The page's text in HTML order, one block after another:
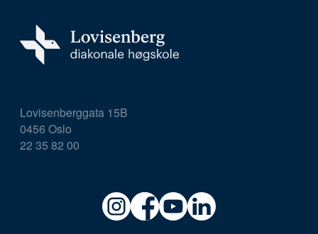
Lovisenberggata 15B
0456 Oslo
22 35 82 00